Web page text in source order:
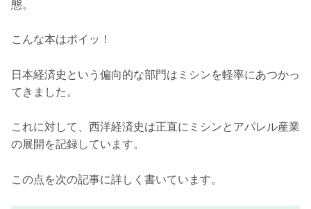
態。
こんな本はポイッ！
日本経済史という偏向的な部門はミシンを軽率にあつかっ
てきました。
これに対して、西洋経済史は正直にミシンとアパレル産業
の展開を記録しています。
この点を次の記事に詳しく書いています。